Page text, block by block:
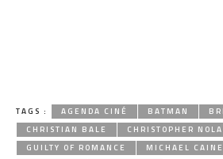
TAGS : AGENDA CINÉ BATMAN
CHRISTIAN BALE
CHRISTOPHER
GUILTY OF ROMANCE
MICHAEL CAINE